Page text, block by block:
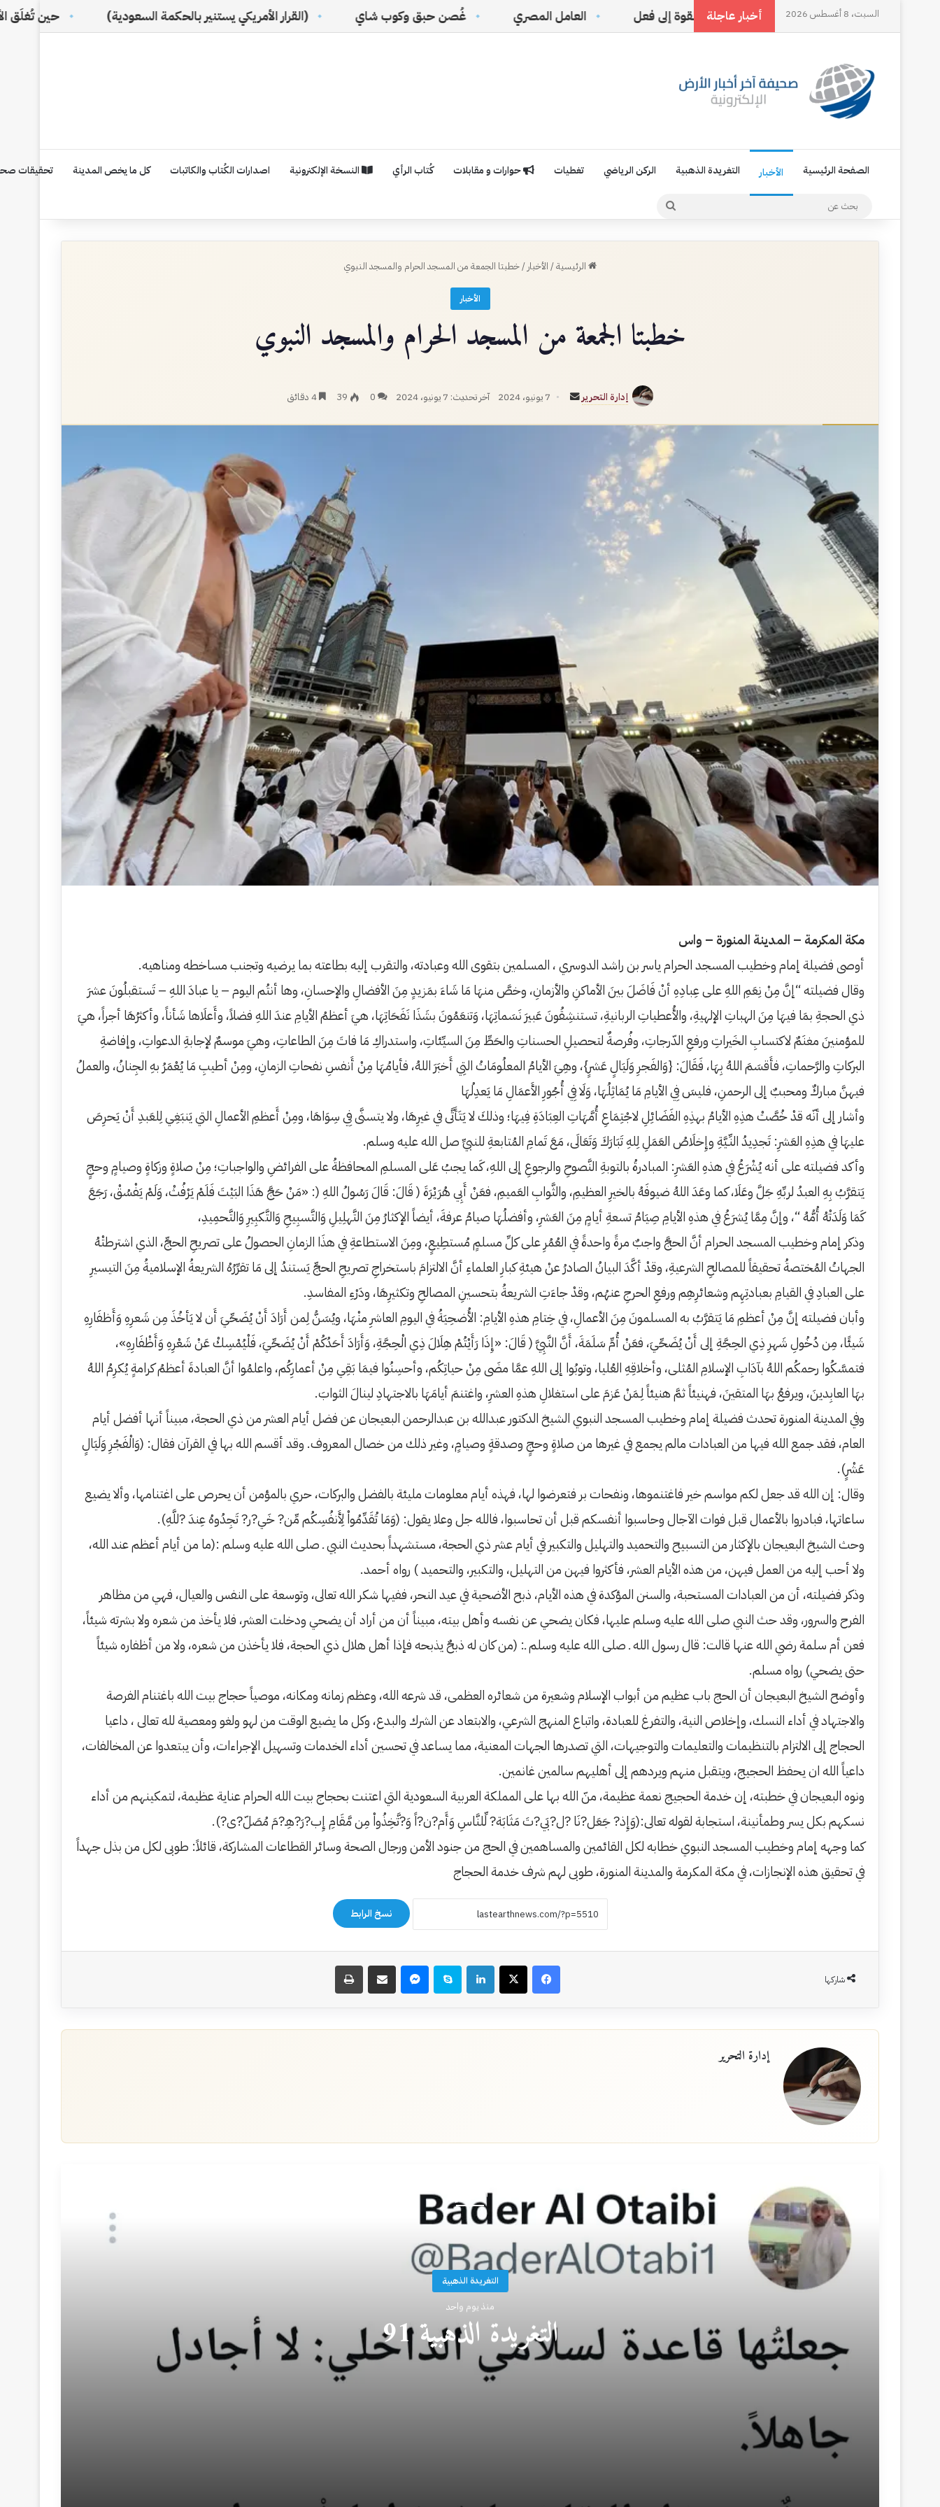
السبت، 8 أغسطس 2026 أخبار عاجلة الرقم ثلاثة حين تتحول القوة إلى فعل ‏العامل المصري غُصن حبق وكوب شاي (القرار الأمريكي يستنير بالحكمة السعودية) حين تُغلَق الأبواب… تبدأ
الصفحة الرئيسية الأخبار التغريدة الذهبية الركن الرياضي تغطيات حوارات و مقابلات كُتاب الرأي النسخة الإلكترونية اصدارات الكُتاب والكاتبات كل ما يخص المدينة تحقيقات
بحث
الرئيسية/ الأخبار /خطبتا الجمعة من المسجد الحرام والمسجد النبوي
الأخبار
خطبتا الجمعة من المسجد الحرام والمسجد النبوي
إدارة التحرير
أرسل
إلكترونيا
7 يونيو، 2024 آخر تحديث: 7 يونيو، 2024 0
39
مكة المكرمة – المدينة المنورة – واس
أوصى فضيلة إمام وخطيب المسجد الحرام ياسر بن راشد الدوسري ، المسلمين بتقوى الله وعبادته، والتقرب إليه بطاعته بما يرضيه وتجنب مساخطه ومناهيه.
وقال فضيلته “إنَّ مِنْ نِعَمِ اللهِ على عِبادِهِ أنْ فَاضَلَ بينَ الأماكنِ والأزمانِ، وخصَّ منهَا مَا شَاءَ بمَزيدٍ مِنَ الأفضالِ والإحسانِ، وها أنتُم اليوم – يا عبادَ اللهِ – تَستقبلُونَ عشرَ
ذي الحجةِ بمَا فيهَا مِنَ الهباتِ الإلهيةِ، والأُعطياتِ الربانيةِ، تستنشِقُونَ عَبيرَ نَسَماتِهَا، وَتنعَمُونَ بشَذَا نَفَحَاتِهَا، هيَ أعظمُ الأيامِ عندَ اللهِ فضلاً، وأَعلَاها شَأناً، وأكثرُهَا أجراً، هيَ
للمؤمنينَ مغنَمٌ لاكتسابِ الخَيراتِ ورفعِ الدّرجاتِ، وفُرصةٌ لتحصيلِ الحسناتِ والحَطِّ مِنَ السيِّئاتِ، واستدراكِ مَا فاتَ مِنَ الطاعاتِ، وهيَ موسمٌ لإجابةِ الدعواتِ، وإفاضةِ
البركاتِ والرَّحماتِ، فأَقسَمَ اللهُ بِهَا، فَقَالَ: {وَالفَجرِ وَلَيَالٍ عَشرٍ}، وهِيَ الأيامُ المعلُومَاتُ التِي أَخبَرَ اللهُ، فأيامُهَا مِنْ أَنفسِ نفحاتِ الزمانِ، ومِنْ أطيبِ مَا يُعْمَرُ بهِ الجِنانُ، والعملُ
فيهنَّ مباركٌ ومحببٌ إلى الرحمنِ، فليسَ فِي الأيامِ مَا يُمَاثِلُهَا، وَلَا فِي أُجُورِ الأَعمَالِ مَا يَعدِلُهَا
وأشار إلى أنّه قدْ خُصَّتْ هذِهِ الأيامُ بهذِهِ الفَضَائِلِ لاجْتِمَاعِ أُمَّهَاتِ العِبَادَةِ فِيهَا؛ وذلكَ لا يَتَأَتَّى في غيرِهَا، ولا يتسنَّى فِي سِوَاهَا، ومِنْ أَعظمِ الأعمالِ التي يَنبَغِي لِلعَبدِ أَنْ يَحرِصَ
عليهَا في هذِهِ العَشرِ: تَجدِيدُ النِّـيَّةِ وإِخلَاصُ العَمَلِ لِلهِ تَبَارَكَ وَتَعَالَى، مَعَ تَمامِ المُتابعةِ للنبيِّ صل الله عليه وسلم.
وأكد فضيلته على أنه يُشْرَعُ في هذهِ العَشرِ: المبادرةُ بالتوبةِ النَّصوحِ والرجوعِ إلى اللهِ، كَما يجبُ عَلى المسلمِ المحافظةُ على الفرائضِ والواجباتِ؛ مِنْ صلاةٍ وزكاةٍ وصيامٍ وحجٍ
يَتقرَّبُ بِهِ العبدُ لربِّهِ جَلَّ وعَلَا، كما وعَدَ اللهُ ضيوفَهُ بالخيرِ العظيمِ، والثَّوابِ العَميمِ، فعَنْ أَبِي هُرَيْرَةَ ( قَالَ: قَالَ رَسُولُ اللهِ (: «مَنْ حَجَّ هَذَا البَيْتَ فَلَمْ يَرْفُثْ، وَلَمْ يَفْسُقْ، رَجَعَ
كَمَا وَلَدَتْهُ أُمُّهُ “، وإنَّ مِمَّا يُشرَعُ في هذهِ الأيامِ صِيَامُ تسعةِ أيامٍ مِنَ العَشرِ، وأفضلُهَا صيامُ عرفةَ، أيضاً الإكثارُ مِنَ التَّهلِيلِ وَالتَّسبِيحِ وَالتَّكبِيرِ وَالتَّحمِيدِ،
وذكر إمام وخطيب المسجد الحرام أنَّ الحجَّ واجبٌ مرةً واحدةً في العُمُرِ على كلِّ مسلمٍ مُستطِيعٍ، ومِنَ الاستطاعةِ في هذَا الزمانِ الحصولُ على تصريحِ الحجِّ، الذي اشترطتْهُ
الجهاتُ المُختصةُ تحقيقاً للمصالحِ الشرعيةِ، وقدْ أكَّدَ البيانُ الصادرُ عنْ هيئةِ كبارِ العلماءِ أنَّ الالتزامَ باستخراجِ تصريحِ الحجِّ يَستندُ إلى مَا تقرِّرُهُ الشريعةُ الإسلاميةُ مِنَ التيسيرِ
‏على العبادِ في القيامِ بعبادتِهِم وشعائرِهِم ورفعِ الحرجِ عنهُم، وقدْ جاءَتِ الشريعةُ بتحسينِ المصالحِ وتكثيرِهَا، ودَرْءِ المفاسدِ.
وأبان فضيلته إنَّ مِنْ أعظمِ مَا يَتقرَّبُ به المسلمونَ مِنَ الأعمالِ، في خِتامِ هذهِ الأيامِ: الأُضحِيَةُ في اليومِ العاشرِ منْهَا، ويُسَنُّ لِمن أَرَادَ أَنْ يُضَحِّيَ أَن لا يَأخُذَ مِن شَعرِهِ وَأَظفَارِهِ
شَيئًا، مِن دُخُولِ شَهرِ ذِي الحِجَّةِ إلى أَنْ يُضَحِّيَ، فعَنْ أُمِّ سَلَمَةَ، أَنَّ النَّبِيَّ ( قَالَ: «إِذَا رَأَيْتُمْ هِلَالَ ذِي الْحِجَّةِ، وَأَرَادَ أَحَدُكُمْ أَنْ يُضَحِّيَ، فَلْيُمْسِكْ عَنْ شَعْرِهِ وَأَظْفَارِهِ»،
فتمسَّكُوا رحمكُم اللهُ بآدَابِ الإسلامِ المُثلى، وأخلاقِهِ العُليا، وتوبُوا إلى اللهِ عمَّا مضَى مِنْ حياتِكُم، وأحسِنُوا فيمَا بَقِي مِنْ أعمارِكُم، واعلمُوا أنَّ العبادةَ أعظمُ كرامةٍ يُكرِمُ اللهُ
بهَا العابِدينَ، ويرفعُ بهَا المتقينَ، فهنيئاً ثمَّ هنيئاً لِـمَنْ عَزمَ على استغلالِ هذهِ العشرِ، واغتنمَ أيامَهَا بالاجتهادِ لينالَ الثوابَ.
وفي المدينة المنورة تحدث فضيلة إمام وخطيب المسجد النبوي الشيخ الدكتور عبدالله بن عبدالرحمن البعيجان عن فضل أيام العشر من ذي الحجة، مبيناً أنها أفضل أيام
العام، فقد جمع الله فيها من العبادات مالم يجمع في غيرها من صلاةٍ وحجٍ وصدقةٍ وصيامٍ، وغير ذلك من خصال المعروف. وقد أقسم الله بها في القرآن فقال: (وَالْفَجْرِ وَلَيَالٍ
عَشْرٍ).
وقال: إن الله قد جعل لكم مواسم خير فاغتنموها، ونفحات بر فتعرضوا لها، فهذه أيام معلومات مليئة بالفضل والبركات، حري بالمؤمن أن يحرص على اغتنامها، وألا يضيع
ساعاتها، فبادروا بالأعمال قبل فوات الآجال وحاسبوا أنفسكم قبل أن تحاسبوا، فالله جل وعلا يقول: (وَمَا تُقَدِّمُواْ لِأَنفُسِكُم مِّن? ‌خَي?ر? ‌تَجِدُوهُ ‌عِندَ ?للَّهِ).
وحث الشيخ البعيجان بالإكثار من التسبيح والتحميد والتهليل والتكبير في أيام عشر ذي الحجة، مستشهداً بحديث النبي ـ صلى الله عليه وسلم :(ما من أيام أعظم عند الله،
ولا أحب إليه من العمل فيهن، من هذه الأيام العشر، فأكثروا فيهن من التهليل، والتكبير، والتحميد ) رواه أحمد.
وذكر فضيلته، أن من العبادات المستحبة، والسنن المؤكدة في هذه الأيام، ذبح الأضحية في عيد النحر، ففيها شكر الله تعالى، وتوسعة على النفس والعيال، فهي من مظاهر
الفرح والسرور، وقد حث النبي صلى الله عليه وسلم عليها، فكان يضحي عن نفسه وأهل بيته، مبيناً أن من أراد أن يضحي ودخلت العشر، فلا يأخذ من شعره ولا بشرته شيئاً،
فعن أم سلمة رضي الله عنها قالت: قال رسول الله ـ صلى الله عليه وسلم ـ: (من كان له ذبحٌ يذبحه فإذا أهل هلال ذي الحجة، فلا يأخذن من شعره، ولا من أظفاره شيئاً
حتى يضحي) رواه مسلم.
وأوضح الشيخ البعيجان أن الحج باب عظيم من أبواب الإسلام وشعيرة من شعائره العظمى، قد شرعه الله، وعظم زمانه ومكانه، موصياً حجاج بيت الله باغتنام الفرصة
والاجتهاد في أداء النسك، وإخلاص النية، والتفرغ للعبادة، واتباع المنهج الشرعي، والابتعاد عن الشرك والبدع، وكل ما يضيع الوقت من لهو ولغو ومعصية لله تعالى ، داعيا
الحجاج إلى الالتزام بالتنظيمات والتعليمات والتوجيهات، التي تصدرها الجهات المعنية، مما يساعد في تحسين أداء الخدمات وتسهيل الإجراءات، وأن يبتعدوا عن المخالفات،
داعياً الله ان يحفظ الحجيج، ويتقبل منهم ويردهم إلى أهليهم سالمين غانمين.
ونوه البعيجان في خطبته، إن خدمة الحجيج نعمة عظيمة، منّ الله بها على المملكة العربية السعودية التي اعتنت بحجاج بيت الله الحرام عناية عظيمة، لتمكينهم من أداء
نسكهم بكل يسر وطمأنينة، استجابة لقوله تعالى:(وَإِذ? جَعَل?نَا ?ل?بَي?تَ مَثَابَة? ‌لِّلنَّاسِ ‌وَأَم?ن?اً ‌وَ?تَّخِذُواْ مِن مَّقَامِ إِب?رَ?هِـ?مَ مُصَلّ?ى?).
كما وجهه إمام وخطيب المسجد النبوي خطابه لكل القائمين والمساهمين في الحج من جنود الأمن ورجال الصحة وسائر القطاعات المشاركة، قائلاً: طوبى لكل من بذل جهداً
في تحقيق هذه الإنجازات، في مكة المكرمة والمدينة المنورة، طوبى لهم شرف خدمة الحجاج
نسخ الرابط
شاركها
فيسبوك‫X لينكدإن سكايب ماسنجر مشاركة عبر البريد طباعة
إدارة التحرير
أقرأ التالي
التغريدة الذهبية
منذ يوم واحد
التغريدة الذهبية 91